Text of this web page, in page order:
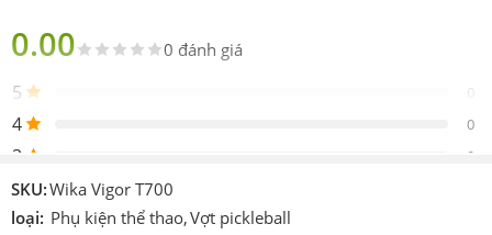
Thông số của Vợt Pickleball Wika Vigor T700 Chính Hãng
số
Trọng
lượng
Chất
liệu
100% Carbon T700
0.00 0 đánh giá
5 0
4 0
3 0
2
1
SKU:Wika Vigor T700
loại: Phụ kiện thể thao,Vợt pickleball